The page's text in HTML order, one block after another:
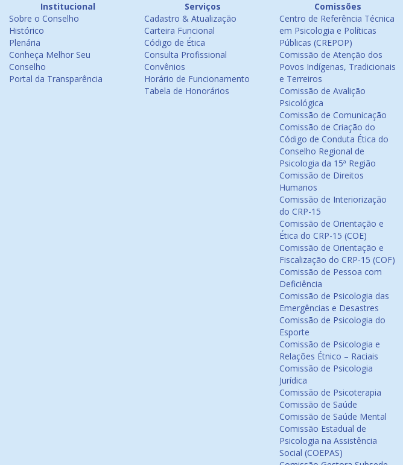
Institucional
Sobre o Conselho
Histórico
Plenária
Conheça Melhor Seu
Conselho
Portal da Transparência
Serviços
Cadastro & Atualização
Carteira Funcional
Código de Ética
Consulta Profissional
Convênios
Horário de Funcionamento
Tabela de Honorários
Comissões
Centro de Referência Técnica
em Psicologia e Políticas
Públicas (CREPOP)
Comissão de Atenção dos
Povos Indígenas, Tradicionais
e Terreiros
Comissão de Avalição
Psicológica
Comissão de Comunicação
Comissão de Criação do
Código de Conduta Ética do
Conselho Regional de
Psicologia da 15ª Região
Comissão de Direitos
Humanos
Comissão de Interiorização
do CRP-15
Comissão de Orientação e
Ética do CRP-15 (COE)
Comissão de Orientação e
Fiscalização do CRP-15 (COF)
Comissão de Pessoa com
Deficiência
Comissão de Psicologia das
Emergências e Desastres
Comissão de Psicologia do
Esporte
Comissão de Psicologia e
Relações Étnico – Raciais
Comissão de Psicologia
Jurídica
Comissão de Psicoterapia
Comissão de Saúde
Comissão de Saúde Mental
Comissão Estadual de
Psicologia na Assistência
Social (COEPAS)